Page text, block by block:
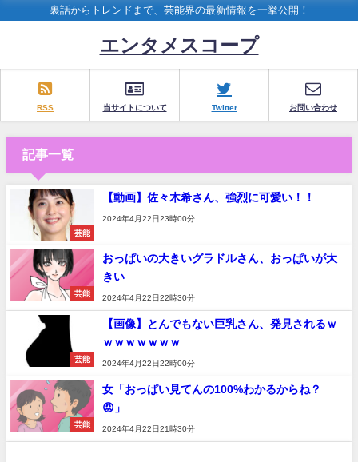
裏話からトレンドまで、芸能界の最新情報を一挙公開！
エンタメスコープ
RSS 当サイトについて Twitter お問い合わせ
記事一覧
芸能
【動画】佐々木希さん、強烈に可愛い！！
2024年4月22日23時00分
芸能
おっぱいの大きいグラドルさん、おっぱいが大
きい
2024年4月22日22時30分
芸能
【画像】とんでもない巨乳さん、発見されるｗ
ｗｗｗｗｗｗｗ
2024年4月22日22時00分
芸能
女「おっぱい見てんの100%わかるからね？
😡」
2024年4月22日21時30分